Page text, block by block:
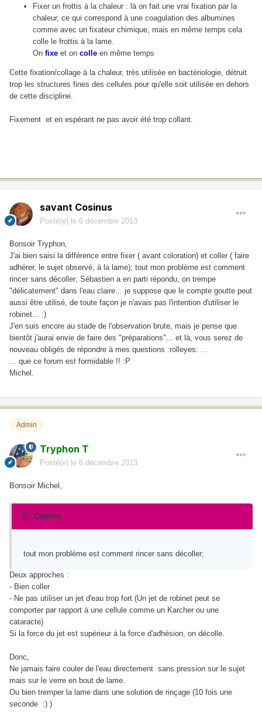
Fixer un frottis à la chaleur : là on fait une vrai fixation par la
chaleur, ce qui correspond à une coagulation des albumines
comme avec un fixateur chimique, mais en même temps cela
colle le frottis à la lame.
On fixe et on colle en même temps
Cette fixation/collage à la chaleur, très utilisée en bactériologie, détruit
trop les structures fines des cellules pour qu'elle soit utilisée en dehors
de cette discipline.
Fixement et en espérant ne pas avoir été trop collant.
savant Cosinus
Posté(e) le 6 décembre 2013
Bonsoir Tryphon,
J'ai bien saisi la différence entre fixer ( avant coloration) et coller ( faire
adhérer, le sujet observé, à la lame); tout mon problème est comment
rincer sans décoller; Sébastien a en parti répondu, on trempe
"délicatement" dans l'eau claire... je suppose que le compte goutte peut
aussi être utilisé, de toute façon je n'avais pas l'intention d'utiliser le
robinet... :)
J'en suis encore au stade de l'observation brute, mais je pense que
bientôt j'aurai envie de faire des "préparations"... et là, vous serez de
nouveau obligés de répondre à mes questions :rolleyes: ...
... que ce forum est formidable !! :P
Michel.
Admin
Tryphon T
Posté(e) le 6 décembre 2013
Bonsoir Michel,
Citation
tout mon problème est comment rincer sans décoller;
Deux approches :
- Bien coller
- Ne pas utiliser un jet d'eau trop fort (Un jet de robinet peut se
comporter par rapport à une cellule comme un Karcher ou une
cataracte)
Si la force du jet est supérieur à la force d'adhésion, on décolle.
Donc,
Ne jamais faire couler de l'eau directement sans pression sur le sujet
mais sur le verre en bout de lame.
Ou bien tremper la lame dans une solution de rinçage (10 fois une
seconde :) )